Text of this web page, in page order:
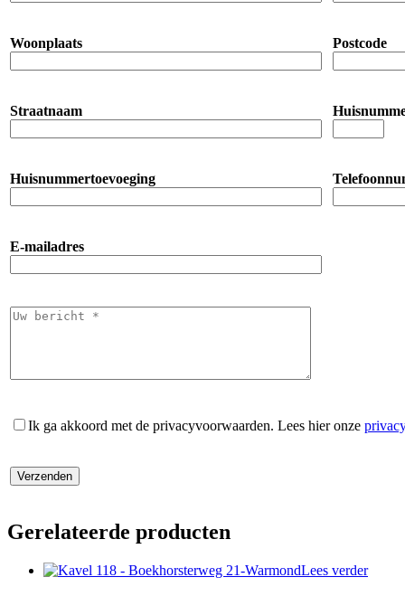
Woonplaats Postcode
Straatnaam
Huisnummertoevoeging
E-mailadres
Ik ga akkoord met de privacyvoorwaarden. Lees hier onze
Gerelateerde producten
Lees verder